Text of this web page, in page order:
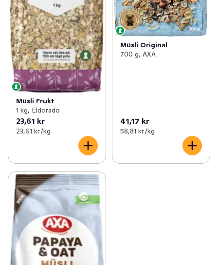
Müsli Frukt
1 kg, Eldorado
23,61 kr
23,61 kr /kg
Müsli Original
700 g, AXA
41,17 kr
58,81 kr /kg